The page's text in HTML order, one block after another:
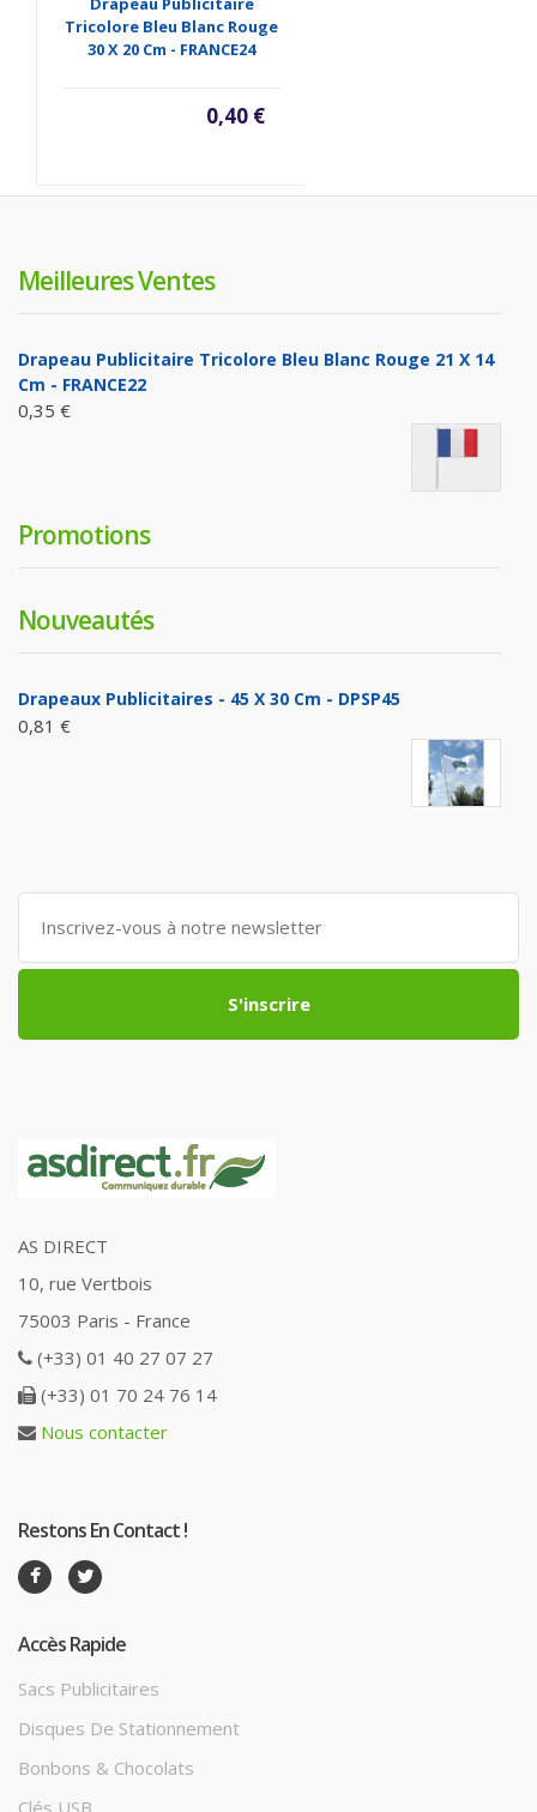
Tricolore Bleu Blanc Rouge
30 X 20 Cm - FRANCE24
0,40 €
Meilleures Ventes
Drapeau Publicitaire Tricolore Bleu Blanc Rouge 21 X 14
Cm - FRANCE22
0,35 €
Promotions
Nouveautés
Drapeaux Publicitaires - 45 X 30 Cm - DPSP45
0,81 €
S'inscrire
AS DIRECT
10, rue Vertbois
75003 Paris - France
(+33) 01 40 27 07 27
(+33) 01 70 24 76 14
Nous contacter
Restons En Contact !
Accès Rapide
Sacs Publicitaires
Disques De Stationnement
Bonbons & Chocolats
Clés USB